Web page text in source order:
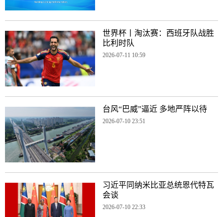
世界杯丨淘汰赛：西班牙队战胜
比利时队
2026-07-11 10:59
台风“巴威”逼近 多地严阵以待
2026-07-10 23:51
习近平同纳米比亚总统恩代特瓦
会谈
2026-07-10 22:33